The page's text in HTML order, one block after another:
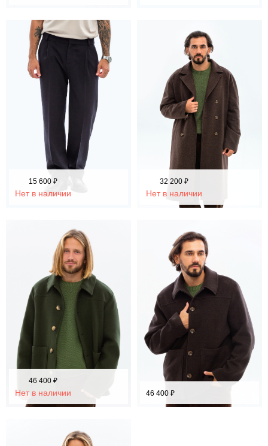
15 600 ₽
Нет в наличии
32 200 ₽
Нет в наличии
46 400 ₽
Нет в наличии 46 400 ₽